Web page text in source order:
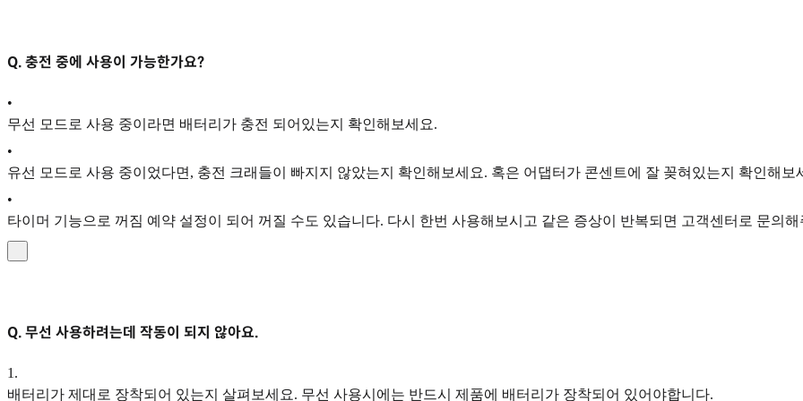
Q. 충전 중에 사용이 가능한가요?
•
무선 모드로 사용 중이라면 배터리가 충전 되어있는지 확인해보세요.
•
유선 모드로 사용 중이었다면, 충전 크래들이 빠지지 않았는지 확인해보세요. 혹은 어댑터가 콘센트에 잘 꽂혀있는지 확인해보
•
타이머 기능으로 꺼짐 예약 설정이 되어 꺼질 수도 있습니다. 다시 한번 사용해보시고 같은 증상이 반복되면 고객센터로 문의해
Q. 무선 사용하려는데 작동이 되지 않아요.
1 .
배터리가 제대로 장착되어 있는지 살펴보세요. 무선 사용시에는 반드시 제품에 배터리가 장착되어 있어야합니다.